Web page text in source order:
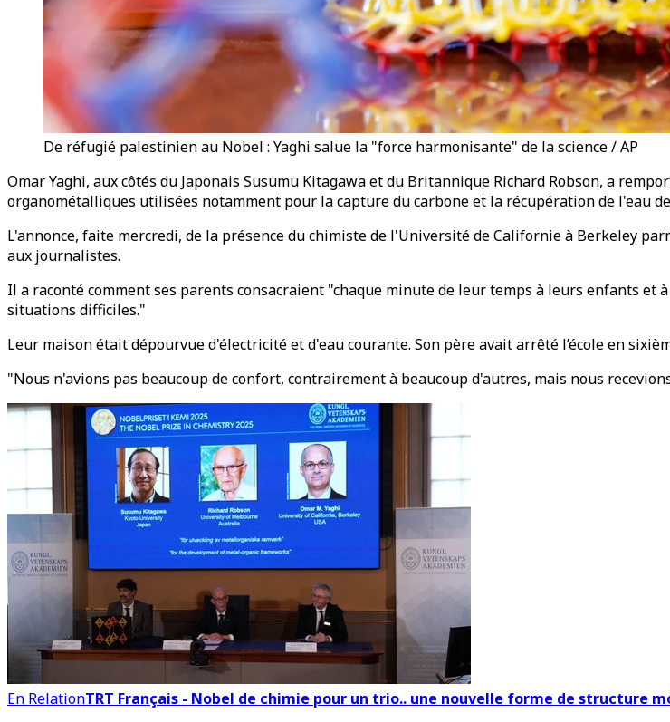
De réfugié palestinien au Nobel : Yaghi salue la "force harmonisante" de la science / AP
Omar Yaghi, aux côtés du Japonais Susumu Kitagawa et du Britannique Richard Robson, a
organométalliques utilisées notamment pour la capture du carbone et la récupération de l'eau
L'annonce, faite mercredi, de la présence du chimiste de l'Université de Californie à Berkeley
aux journalistes.
Il a raconté comment ses parents consacraient "chaque minute de leur temps à leurs enfants
situations difficiles."
Leur maison était dépourvue d'électricité et d'eau courante. Son père avait arrêté l’école en
"Nous n'avions pas beaucoup de confort, contrairement à beaucoup d'autres, mais nous
En RelationTRT Français - Nobel de chimie pour un trio.. une nouvelle forme de structure